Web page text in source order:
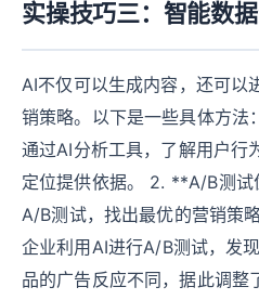
实操技巧三：智能数
AI不仅可以生成内容，还可以
销策略。以下是一些具体方法
通过AI分析工具，了解用户行
定位提供依据。 2. **A/B测
A/B测试，找出最优的营销策
企业利用AI进行A/B测试，发
品的广告反应不同，据此调整